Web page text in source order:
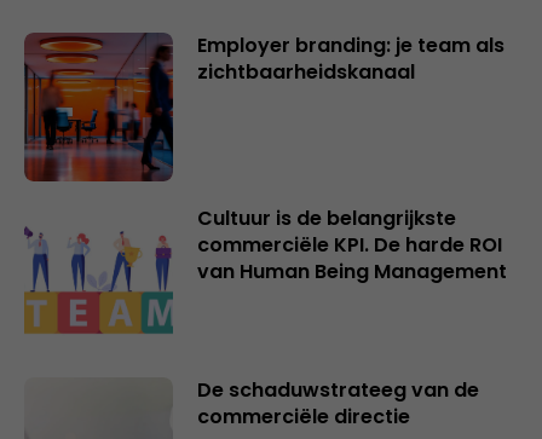
Employer branding: je team als
zichtbaarheidskanaal
Cultuur is de belangrijkste
commerciële KPI. De harde ROI
van Human Being Management
De schaduwstrateeg van de
commerciële directie